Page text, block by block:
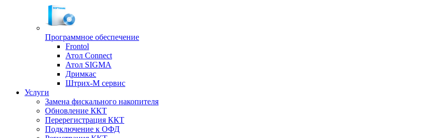
Программное обеспечение
Frontol
Атол Connect
Атол SIGMA
Дримкас
Штрих-М сервис
Услуги
Замена фискального накопителя
Обновление ККТ
Перерегистрация ККТ
Подключение к ОФД